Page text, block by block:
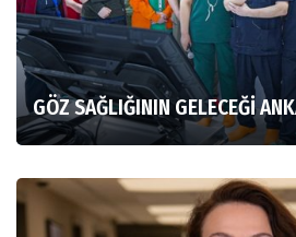
GÖZ SAĞLIĞININ GELECEĞİ